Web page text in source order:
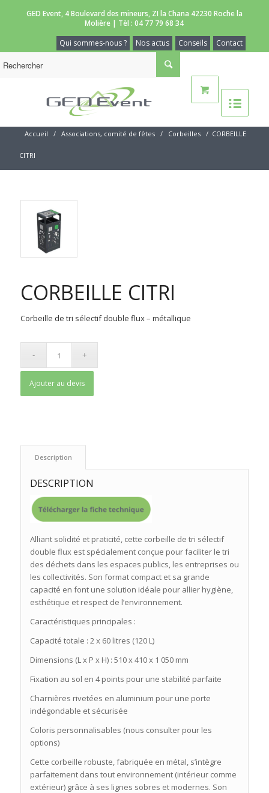
GED Event, 4 Boulevard des mineurs, ZI la Chana 42230 Roche la
Molière | Tèl :04 77 79 68 34
Contact
Conseils
Nos actus
Qui sommes-nous ?
Accueil / Associations, comité de fêtes / Corbeilles / CORBEILLE
CITRI
CORBEILLE CITRI
Corbeille de tri sélectif double flux – métallique
Ajouter au devis
Description
DESCRIPTION
Alliant solidité et praticité, cette corbeille de tri sélectif
double flux est spécialement conçue pour faciliter le tri
des déchets dans les espaces publics, les entreprises ou
les collectivités. Son format compact et sa grande
capacité en font une solution idéale pour allier hygiène,
esthétique et respect de l’environnement.
Caractéristiques principales :
Capacité totale : 2 x 60 litres (120 L)
Dimensions (L x P x H) : 510 x 410 x 1 050 mm
Fixation au sol en 4 points pour une stabilité parfaite
Charnières rivetées en aluminium pour une porte
indégondable et sécurisée
Coloris personnalisables (nous consulter pour les
options)
Cette corbeille robuste, fabriquée en métal, s’intègre
parfaitement dans tout environnement (intérieur comme
extérieur) grâce à ses lignes sobres et modernes. Son